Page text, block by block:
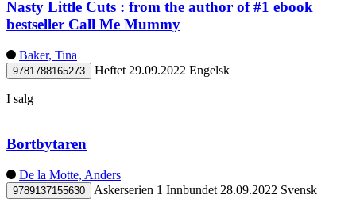
Nasty Little Cuts : from the author of #1 ebook
bestseller Call Me Mummy
Baker, Tina
9781788165273 Heftet 29.09.2022 Engelsk
I salg
Bortbytaren
De la Motte, Anders
9789137155630 Askerserien 1 Innbundet 28.09.2022 Svensk